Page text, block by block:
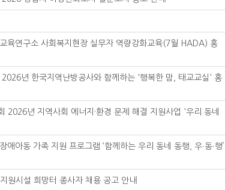
육연구소 사회복지현장 실무자 역량강화교육(7월 HADA) 홍
년 한국지역난방공사와 함께하는 '행복한 맘, 태교교실' 홍
2026년 지역사회 에너지·환경 문제 해결 지원사업 '우리 동네
애아동 가족 지원 프로그램 ‘함께하는 우리 동네 동행, 우∙동∙행’
원시설 희망터 종사자 채용 공고 안내